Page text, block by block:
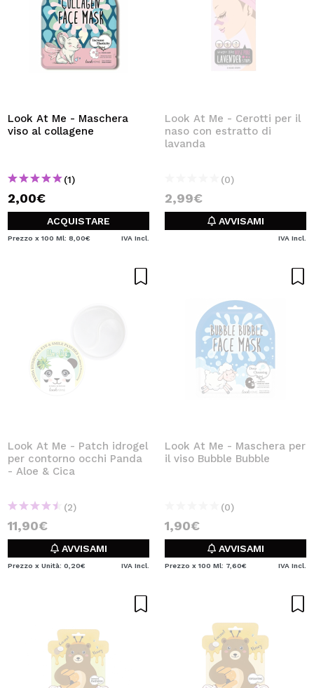
Look At Me - Maschera
viso al collagene
(1)
2,00€
ACQUISTARE
Prezzo x 100 Ml: 8,00€ IVA Incl.
Look At Me - Cerotti per il
naso con estratto di
lavanda
(0)
2,99€
AVVISAMI
IVA Incl.
Look At Me - Patch idrogel
per contorno occhi Panda
- Aloe & Cica
(2)
11,90€
AVVISAMI
Prezzo x Unità: 0,20€ IVA Incl.
Look At Me - Maschera per
il viso Bubble Bubble
(0)
1,90€
AVVISAMI
Prezzo x 100 Ml: 7,60€ IVA Incl.